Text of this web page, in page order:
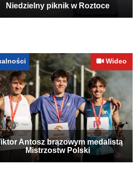
Niedzielny piknik w Roztoce
Wideo
Antosz brązowym medalistą
Mistrzostw Polski